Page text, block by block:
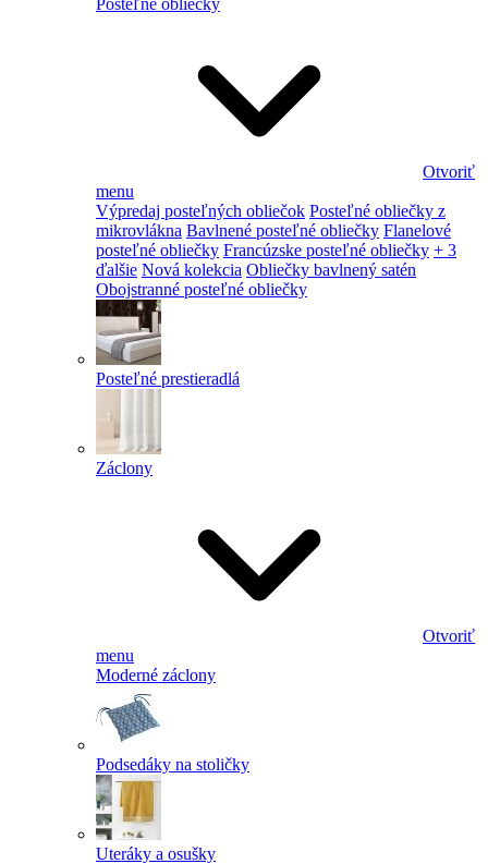
Posteľné obliečky
Otvoriť
menu
Výpredaj posteľných obliečok Posteľné obliečky z
mikrovlákna Bavlnené posteľné obliečky Flanelové
posteľné obliečky Francúzske posteľné obliečky + 3
ďalšie Nová kolekcia Obliečky bavlnený satén
Obojstranné posteľné obliečky
Posteľné prestieradlá
Záclony
Otvoriť
menu
Moderné záclony
Podsedáky na stoličky
Uteráky a osušky